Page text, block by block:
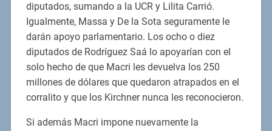
diputados, sumando a la UCR y Lilita Carrió.
Igualmente, Massa y De la Sota seguramente le
darán apoyo parlamentario. Los ocho o diez
diputados de Rodríguez Saá lo apoyarían con el
solo hecho de que Macri les devuelva los 250
millones de dólares que quedaron atrapados en el
corralito y que los Kirchner nunca les reconocieron.
Si además Macri impone nuevamente la